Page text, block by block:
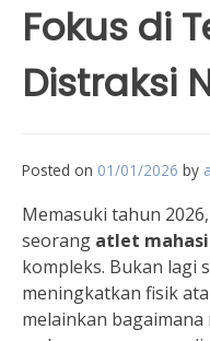
Fokus di
Distraksi
Posted on 01/01/2026 by
Memasuki tahun
seorang atlet
kompleks. Bukan lagi
meningkatkan fisik
melainkan